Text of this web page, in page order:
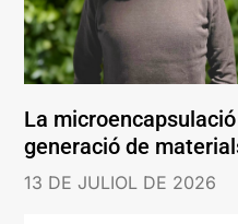
La
generació de
13 DE JULIOL DE 2026